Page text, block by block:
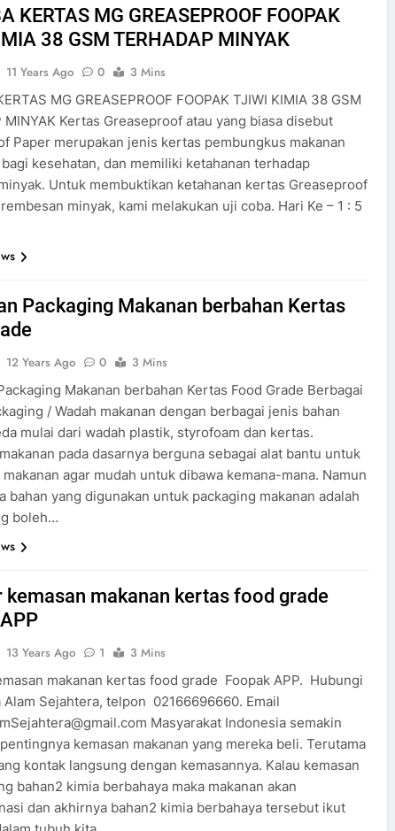
KERTAS MG GREASEPROOF FOOPAK
38 GSM TERHADAP MINYAK
11 Years Ago 0
3 Mins
MG GREASEPROOF FOOPAK TJIWI KIMIA 38 GSM
MINYAK Kertas Greaseproof atau yang biasa disebut
Paper merupakan jenis kertas pembungkus makanan
kesehatan, dan memiliki ketahanan terhadap
Untuk membuktikan ketahanan kertas Greaseproof
minyak, kami melakukan uji coba. Hari Ke – 1 : 5
Packaging Makanan berbahan Kertas
12 Years Ago 0
3 Mins
Makanan berbahan Kertas Food Grade Berbagai
/ Wadah makanan dengan berbagai jenis bahan
mulai dari wadah plastik, styrofoam dan kertas.
pada dasarnya berguna sebagai alat bantu untuk
agar mudah untuk dibawa kemana-mana. Namun
bahan yang digunakan untuk packaging makanan adalah
boleh…
kemasan makanan kertas food grade
13 Years Ago 1
3 Mins
makanan kertas food grade Foopak APP. Hubungi
Alam Sejahtera, telpon 02166696660. Email
Masyarakat Indonesia semakin
kemasan makanan yang mereka beli. Terutama
kontak langsung dengan kemasannya. Kalau kemasan
bahan2 kimia berbahaya maka makanan akan
dan akhirnya bahan2 kimia berbahaya tersebut ikut